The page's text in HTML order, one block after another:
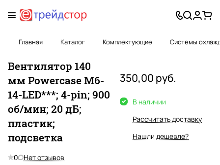
Главная Каталог Комплектующие Системы
Вентилятор 140
мм Powercase M6-
14-LED***; 4-pin; 900
об/мин; 20 дБ;
пластик;
подсветка
0 Нет отзывов
350,00 руб.
В наличии
Рассчитать доставку
Нашли дешевле?